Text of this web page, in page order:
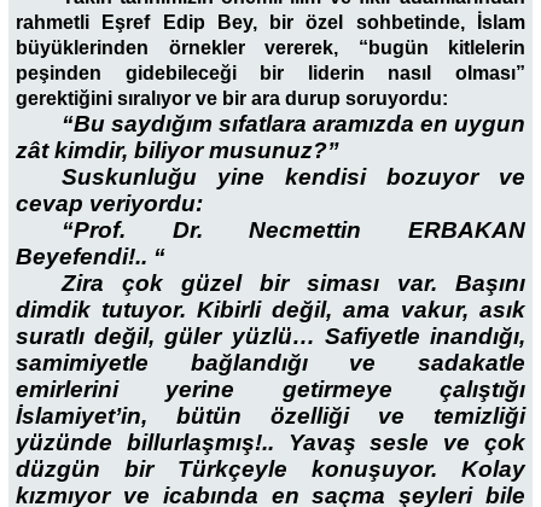
rahmetli Eşref Edip Bey, bir özel sohbetinde, İslam
büyüklerinden örnekler vererek, “bugün kitlelerin
peşinden gidebileceği bir liderin nasıl olması”
gerektiğini sıralıyor ve bir ara durup soruyordu:
“Bu saydığım sıfatlara aramızda en uygun
zât kimdir, biliyor musunuz?”
Suskunluğu yine kendisi bozuyor ve
cevap veriyordu:
“Prof. Dr. Necmettin ERBAKAN
Beyefendi!.. “
Zira çok güzel bir siması var. Başını
dimdik tutuyor. Kibirli değil, ama vakur, asık
suratlı değil, güler yüzlü… Safiyetle inandığı,
samimiyetle bağlandığı ve sadakatle
emirlerini yerine getirmeye çalıştığı
İslamiyet’in, bütün özelliği ve temizliği
yüzünde billurlaşmış!.. Yavaş sesle ve çok
düzgün bir Türkçeyle konuşuyor. Kolay
kızmıyor ve icabında en saçma şeyleri bile